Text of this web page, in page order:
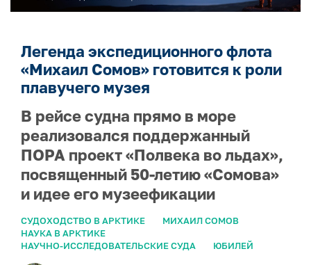
Легенда экспедиционного флота
«Михаил Сомов» готовится к роли
плавучего музея
В рейсе судна прямо в море
реализовался поддержанный
ПОРА проект «Полвека во льдах»,
посвященный 50-летию «Сомова»
и идее его музеефикации
СУДОХОДСТВО В АРКТИКЕ
МИХАИЛ СОМОВ
НАУКА В АРКТИКЕ
НАУЧНО-ИССЛЕДОВАТЕЛЬСКИЕ СУДА
ЮБИЛЕЙ